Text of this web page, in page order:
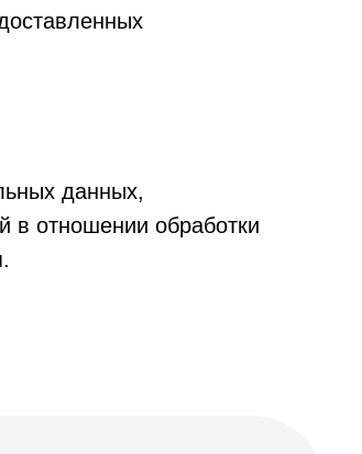
данных,
в отношении обработки